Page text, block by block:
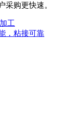
采购更快速。
工
，粘接可靠